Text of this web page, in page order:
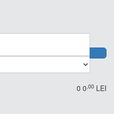
0 0,00 LEI